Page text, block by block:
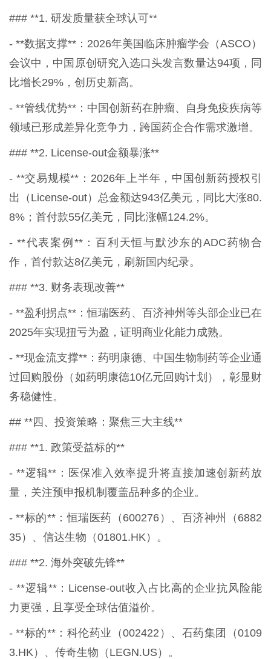
### **1. 研发质量获全球认可**
- **数据支撑**：2026年美国临床肿瘤学会（ASCO）
会议中，中国原创研究入选口头发言数量达94项，同
比增长29%，创历史新高。
- **管线优势**：中国创新药在肿瘤、自身免疫疾病等
领域已形成差异化竞争力，跨国药企合作需求激增。
### **2. License-out金额暴涨**
- **交易规模**：2026年上半年，中国创新药授权引
出（License-out）总金额达943亿美元，同比大涨80.
8%；首付款55亿美元，同比涨幅124.2%。
- **代表案例**：百利天恒与默沙东的ADC药物合
作，首付款达8亿美元，刷新国内纪录。
### **3. 财务表现改善**
- **盈利拐点**：恒瑞医药、百济神州等头部企业已在
2025年实现扭亏为盈，证明商业化能力成熟。
- **现金流支撑**：药明康德、中国生物制药等企业通
过回购股份（如药明康德10亿元回购计划），彰显财
务稳健性。
## **四、投资策略：聚焦三大主线**
### **1. 政策受益标的**
- **逻辑**：医保准入效率提升将直接加速创新药放
量，关注预申报机制覆盖品种多的企业。
- **标的**：恒瑞医药（600276）、百济神州（6882
35）、信达生物（01801.HK）。
### **2. 海外突破先锋**
- **逻辑**：License-out收入占比高的企业抗风险能
力更强，且享受全球估值溢价。
- **标的**：科伦药业（002422）、石药集团（0109
3.HK）、传奇生物（LEGN.US）。